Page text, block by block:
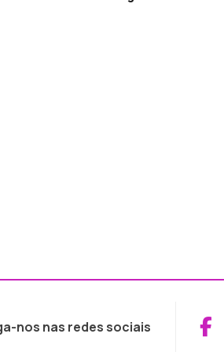
nos nas redes sociais